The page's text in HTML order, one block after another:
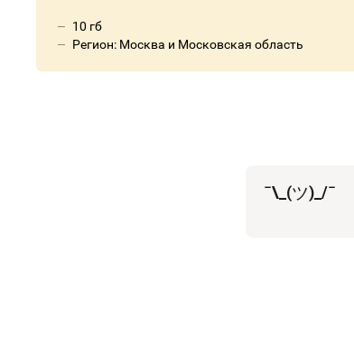
10 гб
Регион: Москва и Московская область
¯\_(ツ)_/¯